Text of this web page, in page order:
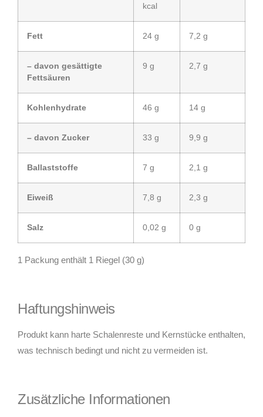
kcal
Fett 24 g 7,2 g
– davon gesättigte
Fettsäuren
9 g 2,7 g
Kohlenhydrate 46 g 14 g
– davon Zucker 33 g 9,9 g
Ballaststoffe 7 g 2,1 g
Eiweiß 7,8 g 2,3 g
Salz 0,02 g 0 g
1 Packung enthält 1 Riegel (30 g)
Haftungshinweis
Produkt kann harte Schalenreste und Kernstücke enthalten,
was technisch bedingt und nicht zu vermeiden ist.
Zusätzliche Informationen